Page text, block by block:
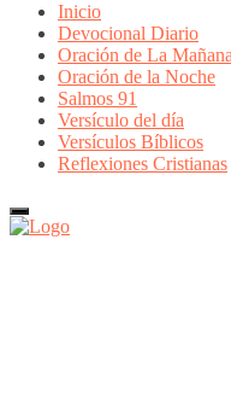
Inicio
Devocional Diario
Oración de La Mañana
Oración de la Noche
Salmos 91
Versículo del día
Versículos Bíblicos
Reflexiones Cristianas